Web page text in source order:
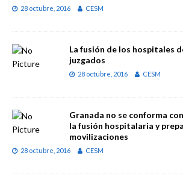
28 octubre, 2016 CESM
La fusión de los hospitales
juzgados
28 octubre, 2016 CESM
Granada no se conforma
la fusión hospitalaria y
movilizaciones
28 octubre, 2016 CESM